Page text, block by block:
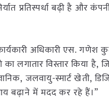
प्रतिस्पर्धा बढ़ी है और
अधिकारी एस. गणेश
लगातार विस्तार किया
जलवायु-स्मार्ट खेती,
बढ़ाने में मदद कर रहे हैं।”